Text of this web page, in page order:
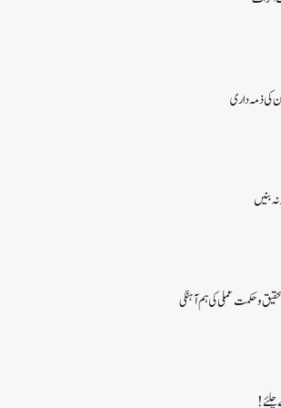
کی ذمہ داری
نہ بنیں
و حکمت عملی کی ہم آہنگی